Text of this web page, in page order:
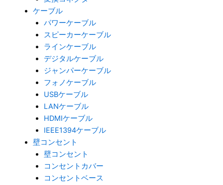
ケーブル
パワーケーブル
スピーカーケーブル
ラインケーブル
デジタルケーブル
ジャンパーケーブル
フォノケーブル
USBケーブル
LANケーブル
HDMIケーブル
IEEE1394ケーブル
壁コンセント
壁コンセント
コンセントカバー
コンセントベース